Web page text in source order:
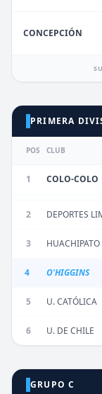
CONCEPCIÓN
PRIMERA
POS CLUB
1 COLO-COLO
2 DEPORTES
3 HUACHIPATO
4 O'HIGGINS
5 U. CATÓLICA
6 U. DE CHILE
GRUPO C